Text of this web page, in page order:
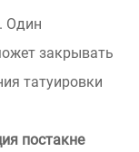
Один
закрывать
татуировки
постакне